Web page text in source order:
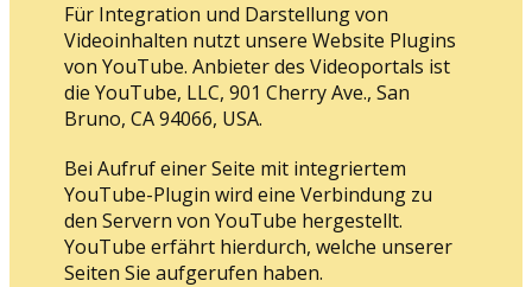
Für Integration und Darstellung von
Videoinhalten nutzt unsere Website Plugins
von YouTube. Anbieter des Videoportals ist
die YouTube, LLC, 901 Cherry Ave., San
Bruno, CA 94066, USA.
Bei Aufruf einer Seite mit integriertem
YouTube-Plugin wird eine Verbindung zu
den Servern von YouTube hergestellt.
YouTube erfährt hierdurch, welche unserer
Seiten Sie aufgerufen haben.